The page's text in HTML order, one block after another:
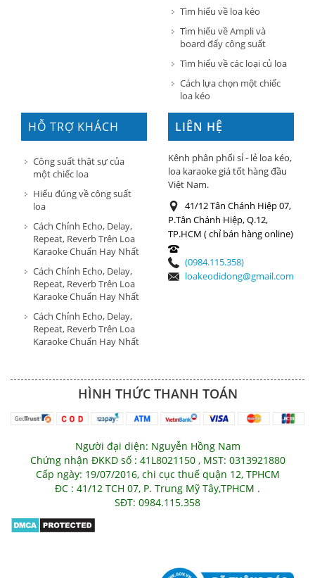
Tìm hiểu về loa kéo
Tìm hiểu về Ampli và
board đẩy công suất
Tìm hiểu về các loại củ loa
Cách lựa chọn một chiếc
loa kéo
HỖ TRỢ KHÁCH
HÀNG
Công suất thật sự của
một chiếc loa
Hiểu đúng về công suất
loa
Cách Chỉnh Echo, Delay,
Repeat, Reverb Trên Loa
Karaoke Chuẩn Hay Nhất
Cách Chỉnh Echo, Delay,
Repeat, Reverb Trên Loa
Karaoke Chuẩn Hay Nhất
Cách Chỉnh Echo, Delay,
Repeat, Reverb Trên Loa
Karaoke Chuẩn Hay Nhất
LIÊN HỆ
Kênh phân phối sỉ - lẻ loa kéo,
loa karaoke giá tốt hàng đầu
Việt Nam.
41/12 Tân Chánh Hiệp 07,
P.Tân Chánh Hiệp, Q.12,
TP.HCM ( chỉ bán hàng online)
(0984.115.358)
loakeodidong@gmail.com
HÌNH THỨC THANH TOÁN
Người đại diện: Nguyễn Hồng Nam
Chứng nhận ĐKKD số : 41L8021150 , MST: 0313921880
Cấp ngày: 19/07/2016, chi cục thuế quận 12, TPHCM
ĐC : 41/12 TCH 07, P. Trung Mỹ Tây,TPHCM .
SĐT: 0984.115.358